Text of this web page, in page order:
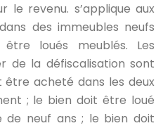
le revenu. s’applique aux
des immeubles neufs
loués meublés. Les
de la défiscalisation sont
être acheté dans les deux
; le bien doit être loué
de neuf ans ; le bien doit